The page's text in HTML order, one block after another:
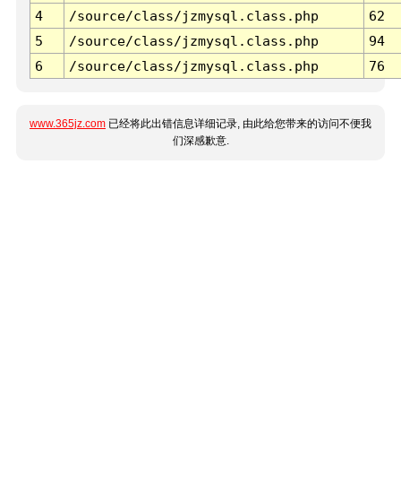
4
/source/class/jzmysql.class.php
62
5
/source/class/jzmysql.class.php
94
6
/source/class/jzmysql.class.php 76
www.365jz.com 已经将此出错信息详细记录, 由此给您带来的访问不便我
们深感歉意.